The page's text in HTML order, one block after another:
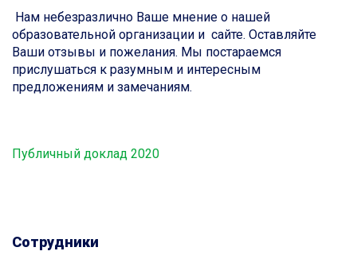
Нам небезразлично Ваше мнение о нашей
образовательной организации и сайте. Оставляйте
Ваши отзывы и пожелания. Мы постараемся
прислушаться к разумным и интересным
предложениям и замечаниям.
Публичный доклад 2020
Сотрудники